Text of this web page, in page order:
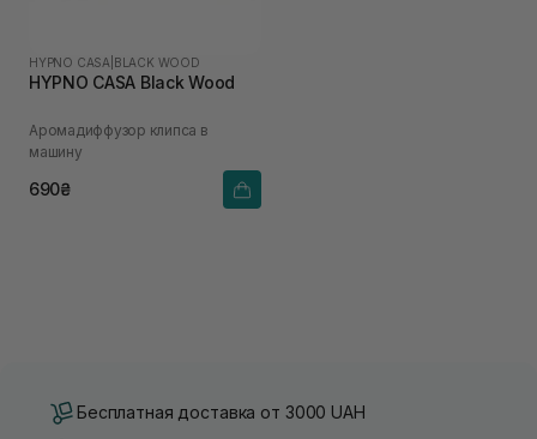
HYPNO CASA BLACK WOOD
HYPNO CASA Black Wood
Аромадиффузор клипса в
машину
690₴
Бесплатная доставка от 3000 UAH